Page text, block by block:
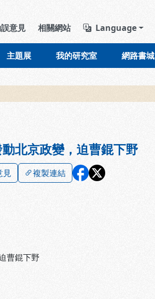
導覽列區塊
意見 相關網站 Language
主題展 我的研究室 網路書城
北京政變，迫曹錕下野
見 複製連結
曹錕下野